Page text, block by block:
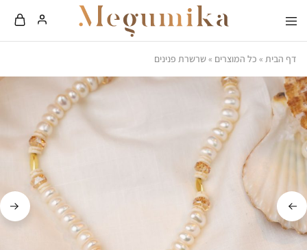
Megumika
…
It's
all
about
how
you
wear
דף הבית » כל המוצרים »שרשרת פנינים